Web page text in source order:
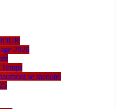
2026
se raconte.